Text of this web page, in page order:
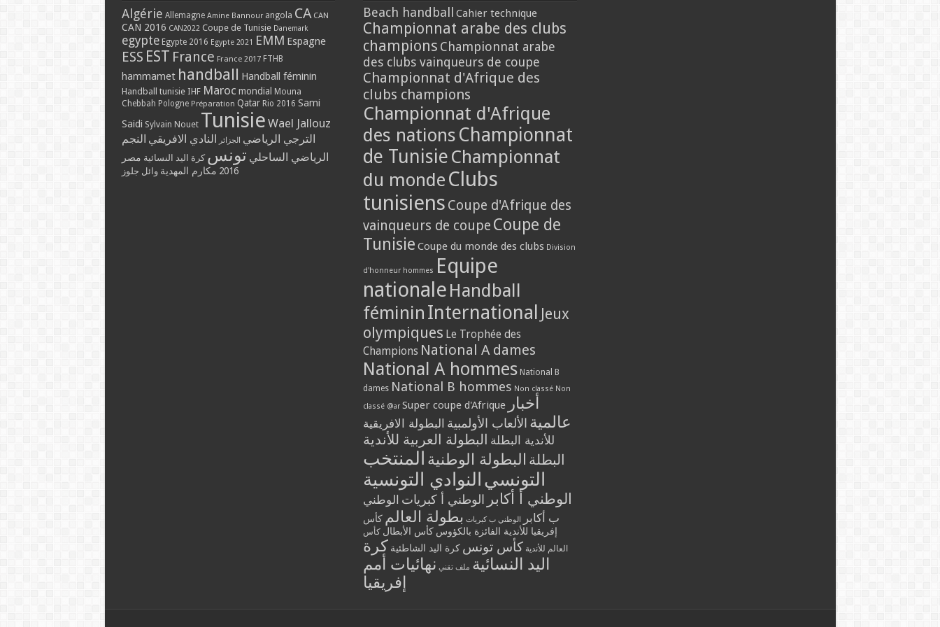
Algérie Allemagne Amine Bannour angola CA CAN
CAN 2016 CAN2022 Coupe de Tunisie Danemark
egypte Egypte 2016 Egypte 2021 EMM Espagne
ESS EST France France 2017 FTHB
hammamet handball Handball féminin
Handball tunisie IHF Maroc mondial Mouna
Chebbah Pologne Préparation Qatar Rio 2016 Sami
Saidi Sylvain Nouet Tunisie Wael Jallouz
الترجي الرياضي الجزائر النادي الافريقي النجم
الرياضي الساحلي تونس كرة اليد النسائية مصر
2016 مكارم المهدية وائل جلوز
Beach handball Cahier technique
Championnat arabe des clubs
champions Championnat arabe
des clubs vainqueurs de coupe
Championnat d'Afrique des
clubs champions
Championnat d'Afrique
des nations Championnat
de Tunisie Championnat
du monde Clubs
tunisiens Coupe d'Afrique des
vainqueurs de coupe Coupe de
Tunisie Coupe du monde des clubs Division
d'honneur hommes Equipe
nationale Handball
féminin International Jeux
olympiques Le Trophée des
Champions National A dames
National A hommes National B
dames National B hommes Non classé Non
classé @ar Super coupe d'Afrique أخبار
عالمية الألعاب الأولمبية البطولة الافريقية
للأندية البطلة البطولة العربية للأندية
البطلة البطولة الوطنية المنتخب
التونسي النوادي التونسية
الوطني أ أكابر الوطني أ كبريات الوطني
ب أكابر
الوطني ب كبريات بطولة العالم كأس
إفريقيا للأندية الفائزة بالكؤوس كأس الأبطال كأس
العالم للأندية كأس تونس كرة اليد الشاطئية كرة
اليد النسائية ملف تقني نهائيات أمم
إفريقيا